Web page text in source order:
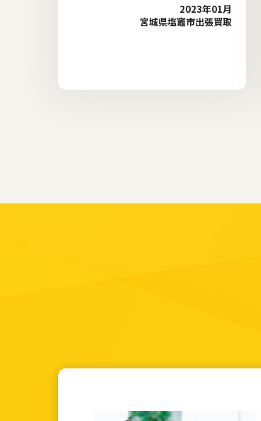
2023年01月
宮城県塩竈市出張買取